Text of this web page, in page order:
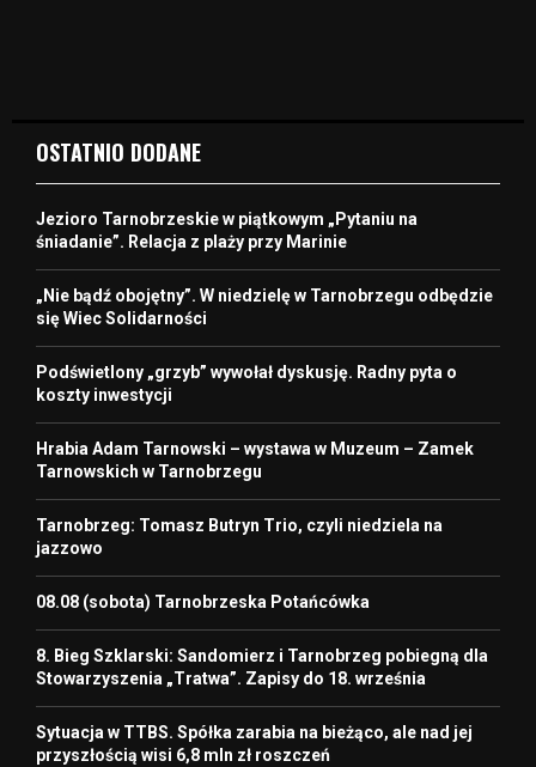
OSTATNIO DODANE
Jezioro Tarnobrzeskie w piątkowym „Pytaniu na
śniadanie”. Relacja z plaży przy Marinie
„Nie bądź obojętny”. W niedzielę w Tarnobrzegu odbędzie
się Wiec Solidarności
Podświetlony „grzyb” wywołał dyskusję. Radny pyta o
koszty inwestycji
Hrabia Adam Tarnowski – wystawa w Muzeum – Zamek
Tarnowskich w Tarnobrzegu
Tarnobrzeg: Tomasz Butryn Trio, czyli niedziela na
jazzowo
08.08 (sobota) Tarnobrzeska Potańcówka
8. Bieg Szklarski: Sandomierz i Tarnobrzeg pobiegną dla
Stowarzyszenia „Tratwa”. Zapisy do 18. września
Sytuacja w TTBS. Spółka zarabia na bieżąco, ale nad jej
przyszłością wisi 6,8 mln zł roszczeń